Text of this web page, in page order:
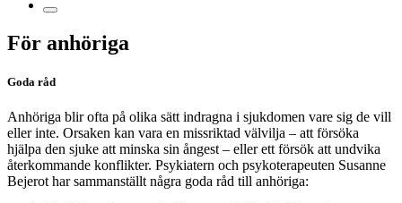
För anhöriga
Goda råd
Anhöriga blir ofta på olika sätt indragna i sjukdomen vare sig de vill
eller inte. Orsaken kan vara en missriktad välvilja – att försöka
hjälpa den sjuke att minska sin ångest – eller ett försök att undvika
återkommande konflikter. Psykiatern och psykoterapeuten Susanne
Bejerot har sammanställt några goda råd till anhöriga: